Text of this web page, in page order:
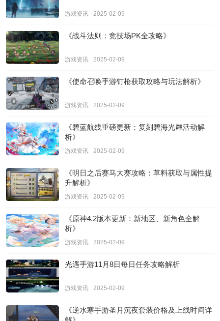
游戏资讯 2025-02-09
《战斗法则：竞技场PK全攻略》
游戏资讯 2025-02-09
《使命召唤手游钉枪获取攻略与玩法解析》
游戏资讯 2025-02-09
《碧蓝航线重磅更新：复刻碧海光粼活动解
析》
游戏资讯 2025-02-09
《明日之后赛马大赛攻略：草料获取与属性提
升解析》
游戏资讯 2025-02-09
《原神4.2版本更新：新地区、新角色全解
析》
游戏资讯 2025-02-09
光遇手游11月8日每日任务攻略解析
游戏资讯 2025-02-09
《逆水寒手游圣月沉夜套装价格及上线时间详